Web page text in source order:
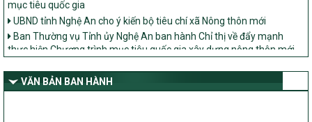
UBND tỉnh Nghệ An cho ý kiến bộ tiêu chí xã Nông thôn mới
Ban Thường vụ Tỉnh ủy Nghệ An ban hành Chỉ thị về đẩy mạnh
thực hiện Chương trình mục tiêu quốc gia xây dựng nông thôn mới,
Nghệ An
VĂN BẢN BAN HÀNH